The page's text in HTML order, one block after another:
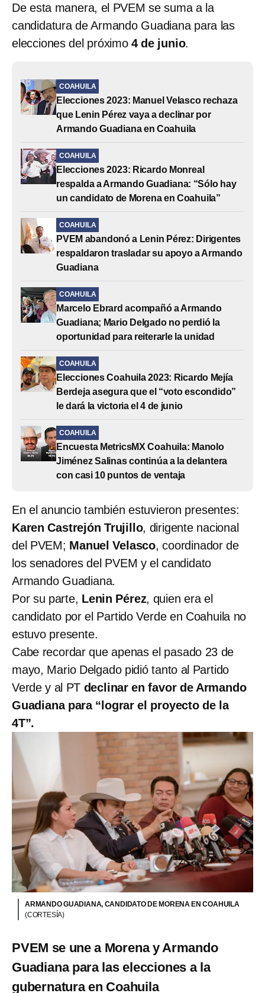
De esta manera, el PVEM se suma a la
candidatura de Armando Guadiana para las
elecciones del próximo4 de junio.
COAHUILA
Elecciones 2023: Manuel Velasco rechaza
que Lenin Pérez vaya a declinar por
Armando Guadiana en Coahuila
COAHUILA
Elecciones 2023: Ricardo Monreal
respalda a Armando Guadiana: “Sólo hay
un candidato de Morena en Coahuila”
COAHUILA
PVEM abandonó a Lenin Pérez: Dirigentes
respaldaron trasladar su apoyo a Armando
Guadiana
COAHUILA
Marcelo Ebrard acompañó a Armando
Guadiana; Mario Delgado no perdió la
oportunidad para reiterarle la unidad
COAHUILA
Elecciones Coahuila 2023: Ricardo Mejía
Berdeja asegura que el “voto escondido”
le dará la victoria el 4 de junio
COAHUILA
Encuesta MetricsMX Coahuila: Manolo
Jiménez Salinas continúa a la delantera
con casi 10 puntos de ventaja
En el anuncio también estuvieron presentes:
Karen Castrejón Trujillo, dirigente nacional
del PVEM; Manuel Velasco, coordinador de
los senadores del PVEM y el candidato
Armando Guadiana.
Por su parte, Lenin Pérez, quien era el
candidato por el Partido Verde en Coahuila no
estuvo presente.
Cabe recordar que apenas el pasado 23 de
mayo, Mario Delgado pidió tanto al Partido
Verde y al PT declinar en favor de Armando
Guadiana para “lograr el proyecto de la
4T”.
ARMANDO GUADIANA, CANDIDATO DE MORENA EN COAHUILA
(CORTESÍA)
PVEM se une a Morena y Armando
Guadiana para las elecciones a la
gubernatura en Coahuila